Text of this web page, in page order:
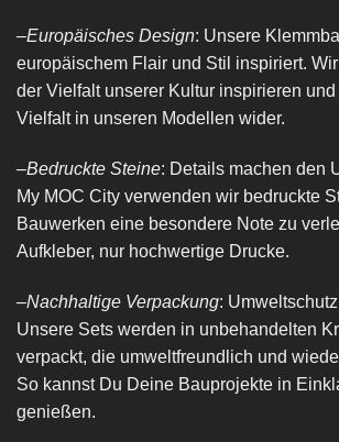
–Europäisches Design: Unsere
europäischem Flair und Stil inspiriert.
der Vielfalt unserer Kultur inspirieren
Vielfalt in unseren Modellen wider.
–Bedruckte Steine: Details machen den
My MOC City verwenden wir bedruckte
Bauwerken eine besondere Note zu
Aufkleber, nur hochwertige Drucke.
–Nachhaltige Verpackung:
Unsere Sets werden in unbehandelten
verpackt, die umweltfreundlich und
So kannst Du Deine Bauprojekte in
genießen.